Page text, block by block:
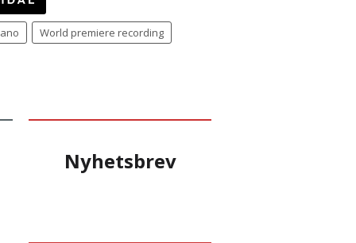
World premiere recording
Nyhetsbrev